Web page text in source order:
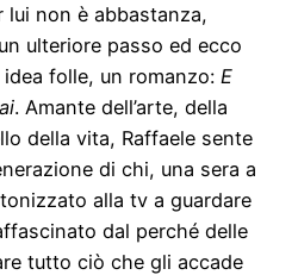
lui non è abbastanza,
ulteriore passo ed ecco
folle, un romanzo: E
. Amante dell’arte, della
della vita, Raffaele sente
di chi, una sera a
alla tv a guardare
dal perché delle
tutto ciò che gli accade